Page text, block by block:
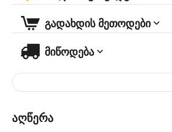
გადახდის მეთოდები
მიწოდება
აღწერა